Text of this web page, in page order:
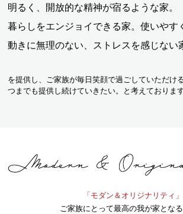
明るく、開放的な精神が宿るような家。
暮らしをエンジョイできる家。使いやす
動きに無理のない、ストレスを感じない
を提供し、ご家族が毎日笑顔で過ごしていただけ
つまでも提供し続けていきたい。と考えております
「モダン＆オリジナリティ」
ご家族にとって最高の我が家となる